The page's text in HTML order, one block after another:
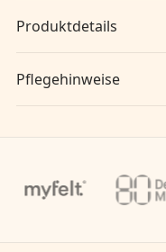
Produktdetails
Pflegehinweise